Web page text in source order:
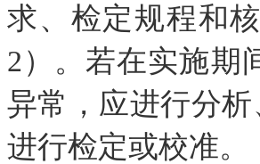
求、检定规程和
2）。若在实施期
异常，应进行分
进行检定或校准。